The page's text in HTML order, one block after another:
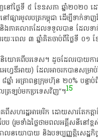
ៃ​ទី​ ៥​ ខែឧសភា​ ឆ្នាំ​២០២០​ ដោយ​
ា​រមូល​ប​ត្រ​កម្ពុជា​ ដើម្បី​ទាក់ទា
និង​ភាគលាភ​ដែល​ទទួល​បាន​ ដែល​
ពេល​ ៣​ ឆ្នាំ​គិត​ចាប់ពី​ថ្ងៃ​ទី​ ០១​ ខ
ញ​វិនិយោគ​ពី​បរទេស​។​ ដូចដែល​របា
វ​ឌី​អាយ​)​ ដែល​អាច​រកបាន​សម្រា
អត្រាពន្ធ​ក្រុមហ៊ុន​ ២០%​ បន្ទា
រឡប់​មក​ប្រទេស​វិញ​”​។​15
គ​ពី​សហរដ្ឋអាមេរិក​ ដោយសារ​តែ​ក
ែប​ (​រួម​ទាំង​ថ្លៃ​ថាមពលអគ្គីសនី​នៅ​ខ្
យោបាយ​ និង​បទ​ប្បញ្ញត្តិ​សេដ្ឋកិ